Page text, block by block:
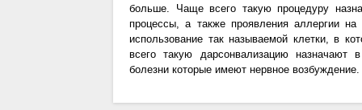
больше. Чаще всего такую процедуру
процессы, а также проявления аллергии
использование так называемой клетки, в
всего такую дарсонвализацию назначают
болезни которые имеют нервное возбуждение.